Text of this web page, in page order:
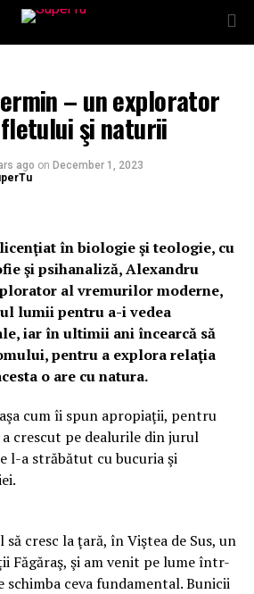
– un explorator
şi naturii
ago on December 1, 2023
în biologie şi teologie, cu
şi psihanaliză, Alexandru
al vremurilor moderne,
lumii pentru a-i vedea
iar în ultimii ani încearcă să
pentru a explora relaţia
o are cu natura.
cum îi spun apropiaţii, pentru
crescut pe dealurile din jurul
l-a străbătut cu bucuria şi
cresc la ţară, în Viştea de Sus, un
Făgăraş, şi am venit pe lume într-
schimba ceva fundamental. Bunicii